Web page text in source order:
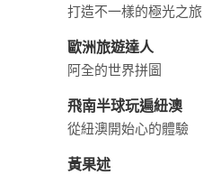
打造不一樣的極光之旅
歐洲旅遊達人
阿全的世界拼圖
飛南半球玩遍紐澳
從紐澳開始心的體驗
黃果述